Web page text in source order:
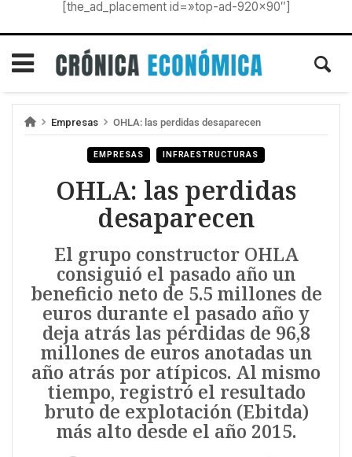
[the_ad_placement id=»top-ad-920×90″]
Empresas OHLA: las perdidas desaparecen
EMPRESAS INFRAESTRUCTURAS
OHLA: las perdidas
desaparecen
El grupo constructor OHLA
consiguió el pasado año un
beneficio neto de 5.5 millones de
euros durante el pasado año y
deja atrás las pérdidas de 96,8
millones de euros anotadas un
año atrás por atípicos. Al mismo
tiempo, registró el resultado
bruto de explotación (Ebitda)
más alto desde el año 2015.